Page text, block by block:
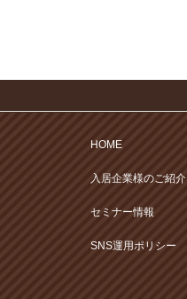
HOME
入居企業様のご紹介
セミナー情報
SNS運用ポリシー